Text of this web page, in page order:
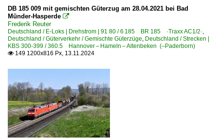
DB 185 009 mit gemischten Güterzug am 28.04.2021 bei Bad
Münder-Hasperde 
Frederik Reuter
Deutschland / E-Loks | Drehstrom | 91 80 / 6 185 BR 185 ·Traxx AC1/2·,
Deutschland / Güterverkehr / Gemischte Güterzüge, Deutschland / Strecken |
KBS 300-399 / 360.5 Hannover – Hameln – Altenbeken (–Paderborn)
 149 1200x816 Px, 13.11.2024